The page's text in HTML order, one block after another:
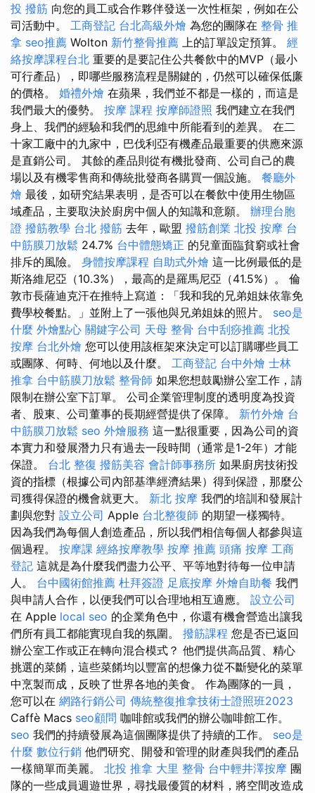
投 撥筋 向您的員工或合作夥伴發送一次性框架，例如在公
司活動中。 工商登記 台北高級外燴 為您的團隊在 整骨 推
拿 seo推薦 Wolton 新竹整骨推薦 上的訂單設定預算。 經
絡按摩課程台北 重要的是要記住公共餐飲中的MVP（最小
可行產品），即哪些服務流程是關鍵的，仍然可以確保低廉
的價格。 婚禮外燴 在蘋果，我們並不都是一樣的，而這是
我們最大的優勢。 按摩 課程 按摩師證照 我們建立在我們
身上、我們的經驗和我們的思維中所能看到的差異。 在二
十家工廠中的九家中，巴伐利亞有機產品最重要的供應來源
是直銷公司。 其餘的產品則從有機批發商、公司自己的農
場以及有機零售商和傳統批發商各購買一個設施。 餐廳外
燴 最後，如研究結果表明，是否可以在餐飲中使用生物區
域產品，主要取決於廚房中個人的知識和意願。 辦理台胞
證 撥筋教學 台北 撥筋 去年，歐盟 撥筋創業 北投 按摩 台
中筋膜刀放鬆 24.7% 台中體態矯正 的兒童面臨貧窮或社會
排斥的風險。 身體按摩課程 自助式外燴 這一比例最低的是
斯洛維尼亞（10.3%），最高的是羅馬尼亞（41.5%）。 倫
敦市長薩迪克汗在推特上寫道：「我和我的兄弟姐妹依靠免
費學校餐點。」並附上了一張他與兄弟姐妹的照片。 seo是
什麼 外燴點心 關鍵字公司 天母 整骨 台中刮痧推薦 北投
按摩 台北外燴 您可以使用該框架來決定可以訂購哪些員工
或團隊、何時、何地以及什麼。 工商登記 台中外燴 士林
推拿 台中筋膜刀放鬆 整骨師 如果您想鼓勵辦公室工作，請
限制在辦公室下訂單。 公司企業管理制度的透明度為投資
者、股東、公司董事的長期經營提供了保障。 新竹外燴 台
中筋膜刀放鬆 seo 外燴服務 這一點很重要，因為公司的資
本實力和發展潛力只有過去一段時間（通常是1-2年）才能
保證。 台北 整復 撥筋美容 會計師事務所 如果廚房技術投
資的指標（根據公司內部基準經濟結果）得到保證，那麼公
司獲得保證的機會就更大。 新北 按摩 我們的培訓和發展計
劃與您對 設立公司 Apple 台北整復師 的期望一樣獨特。
因為我們為每個人創造產品，所以我們相信每個人都參與這
個過程。 按摩課 經絡按摩教學 按摩 推薦 頭痛 按摩 工商
登記 這就是為什麼我們盡力公平、平等地對待每一位申請
人。 台中國術館推薦 杜拜簽證 足底按摩 外燴自助餐 我們
與申請人合作，以便我們可以合理地相互適應。 設立公司
在 Apple local seo 的企業角色中，你還有機會營造出讓我
們所有員工都能實現自我的氛圍。 撥筋課程 您是否已返回
辦公室工作或正在轉向混合模式？ 他們提供高品質、精心
挑選的菜餚，這些菜餚均以豐富的想像力從不斷變化的菜單
中烹製而成，反映了世界各地的美食。 作為團隊的一員，
您可以在 網路行銷公司 傳統整復推拿技術士證照班2023
Caffè Macs seo顧問 咖啡館或我們的辦公咖啡館工作。
seo 我們的持續發展為這個團隊提供了持續的工作。 seo是
什麼 數位行銷 他們研究、開發和管理的財產與我們的產品
一樣簡單而美麗。 北投 推拿 大里 整骨 台中輕井澤按摩 團
隊的一些成員週遊世界，尋找最優質的材料，將空間改造成